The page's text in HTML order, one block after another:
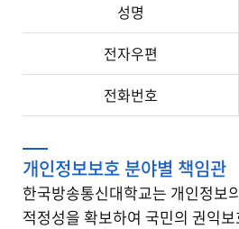
성명
전자우편
전화번호
개인정보보호 분야별 책임관
한국방송통신대학교는 개인정보
적정성을 확보하여 국민의 권익